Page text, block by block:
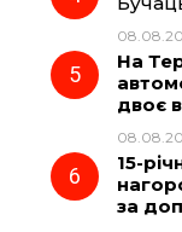
На
двоє
15-
за